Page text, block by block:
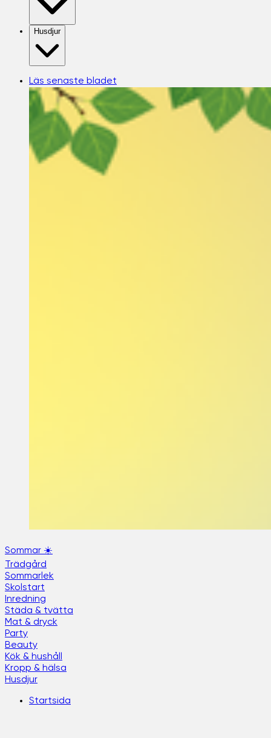
Husdjur
Läs senaste bladet
Sommar ☀️
Trädgård
Sommarlek
Skolstart
Inredning
Städa & tvätta
Mat & dryck
Party
Beauty
Kök & hushåll
Kropp & hälsa
Husdjur
Startsida